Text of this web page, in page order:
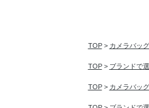
TOP> カメラバッグ
TOP> ブランドで
TOP> カメラバッグ